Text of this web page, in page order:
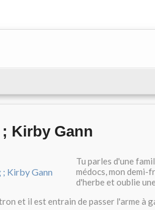
Kirby Gann
Tu parles d'une
médocs, mon demi-
d'herbe et oublie
et il est entrain de passer l'arme à